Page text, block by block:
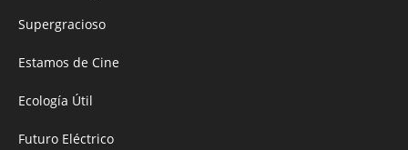
Supergracioso
Estamos de Cine
Ecología Útil
Futuro Eléctrico